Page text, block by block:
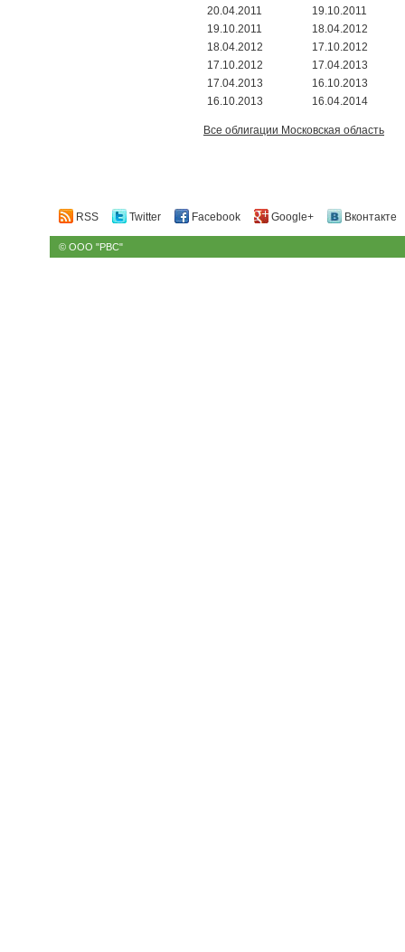
20.04.2011
19.10.2011
19.10.2011
18.04.2012
18.04.2012
17.10.2012
17.10.2012
17.04.2013
17.04.2013
16.10.2013
16.10.2013
16.04.2014
Все облигации Московская область
RSS Twitter Facebook Google+ Вконтакте
© ООО "РВС"